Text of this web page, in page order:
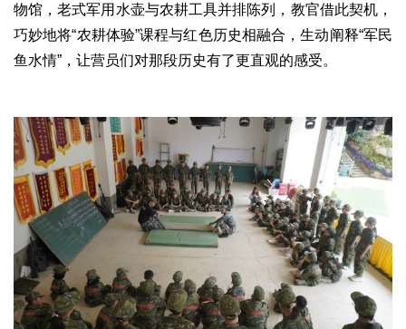
智慧环保
智慧会客厅 县域经济 城乡建设 乡村振兴
康养
合作伙伴
物馆，老式军用水壶与农耕工具并排陈列，教官借此契机，
巧妙地将“农耕体验”课程与红色历史相融合，生动阐释“军民
鱼水情”，让营员们对那段历史有了更直观的感受。